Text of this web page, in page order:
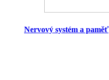
Nervový systém a paměť